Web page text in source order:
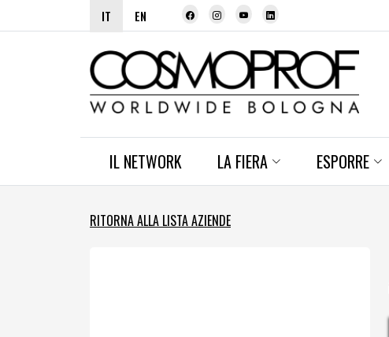
IT EN
IL NETWORK LA FIERA ESPORRE
RITORNA ALLA LISTA AZIENDE